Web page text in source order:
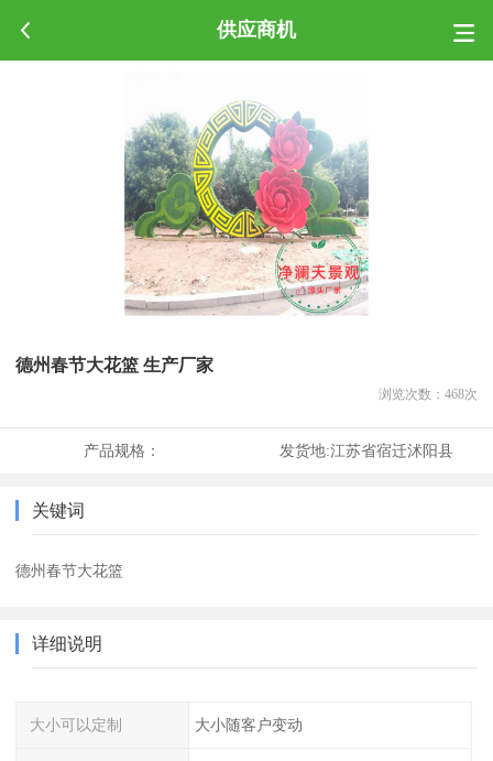
供应商机
德州春节大花篮 生产厂家
浏览次数： 468次
产品规格： 发货地:江苏省宿迁沭阳县
关键词
德州春节大花篮
详细说明
大小可以定制 大小随客户变动